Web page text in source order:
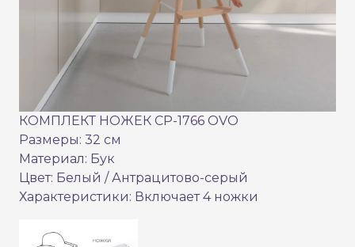
КОМПЛЕКТ НОЖЕК CP-1766 OVO
Размеры: 32 см
Материал: Бук
Цвет: Белый / Антрацитово-серый
Характеристики: Включает 4 ножки